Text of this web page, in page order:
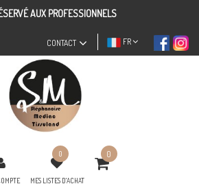
AUX PROFESSIONNELS
FR
CONTACT
0
MES LISTES D'ACHAT
0